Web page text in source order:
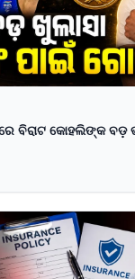
ବିରାଟ କୋହଲିଙ୍କ ବଡ଼